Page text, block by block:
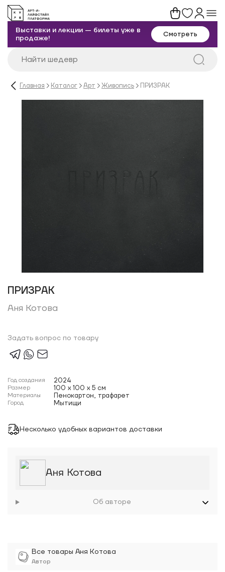
Выставки и лекции — билеты уже в
продаже!
Смотреть
Главная Каталог Арт Живопись ПРИЗРАК
ПРИЗРАК
Аня Котова
Задать вопрос по товару
Год создания 2024
Размер 100 x 100 x 5 см
Материалы Пенокартон, трафарет
Город Мытищи
Несколько удобных вариантов доставки
Все товары Аня Котова
Автор
Аня Котова
Об авторе